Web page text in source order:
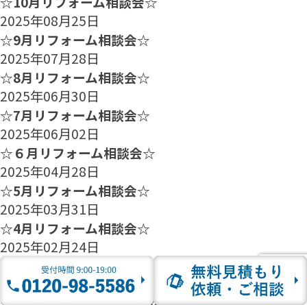
2025年08月25日
☆9月リフォーム相談会☆
2025年07月28日
☆8月リフォーム相談会☆
2025年06月30日
☆7月リフォーム相談会☆
2025年06月02日
☆６月リフォーム相談会☆
2025年04月28日
☆5月リフォーム相談会☆
2025年03月31日
☆4月リフォーム相談会☆
2025年02月24日
☆3月リフォーム相談会☆
2025年01月27日